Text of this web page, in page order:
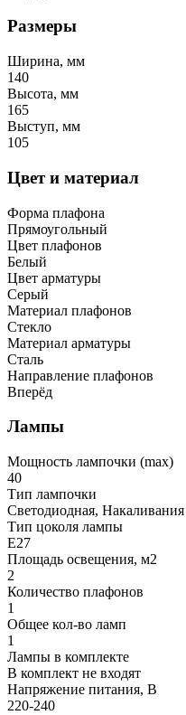
Размеры
Ширина, мм
140
Высота, мм
165
Выступ, мм
105
Цвет и материал
Форма плафона
Прямоугольный
Цвет плафонов
Белый
Цвет арматуры
Серый
Материал плафонов
Стекло
Материал арматуры
Сталь
Направление плафонов
Вперёд
Лампы
Мощность лампочки (max)
40
Тип лампочки
Светодиодная, Накаливания
Тип цоколя лампы
E27
Площадь освещения, м2
2
Количество плафонов
1
Общее кол-во ламп
1
Лампы в комплекте
В комплект не входят
Напряжение питания, В
220-240